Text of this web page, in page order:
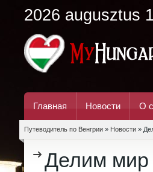
2026 augusztus
Главная Новости О
Путеводитель по Венгрии » Новости »
Делим мир